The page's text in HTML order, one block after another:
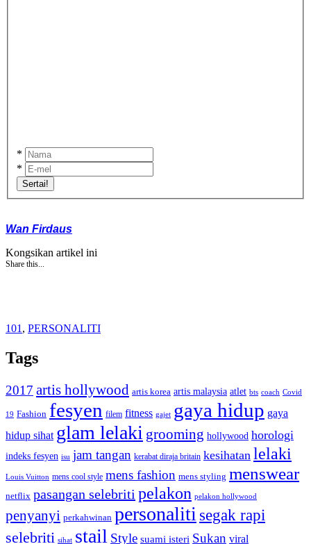
*
*
Sertai!
Wan Firdaus
Kongsikan artikel ini
Share this...
101 , PERSONALITI
Tags
2017 artis hollywood artis korea artis malaysia atlet bts coach Covid
19 Fashion fesyen filem fitness gajet gaya hidup gaya
hidup sihat glam lelaki grooming hollywood horologi
indeks fesyen isu jam tangan kerabat diraja britain kesihatan lelaki
Louis Vuitton mens cool style mens fashion mens styling menswear
netflix pasangan selebriti pelakon pelakon hollywood
penyanyi perkahwinan personaliti segak rapi
selebriti sihat stail Style suami isteri Sukan viral